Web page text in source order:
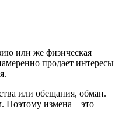
или же физическая
продает интересы
или обещания, обман.
Поэтому измена – это